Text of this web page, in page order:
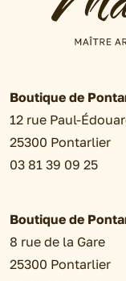
Boutique de
12 rue Paul-
25300 Pontarlier
03 81 39 09 25
Boutique de
8 rue de la Gare
25300 Pontarlier